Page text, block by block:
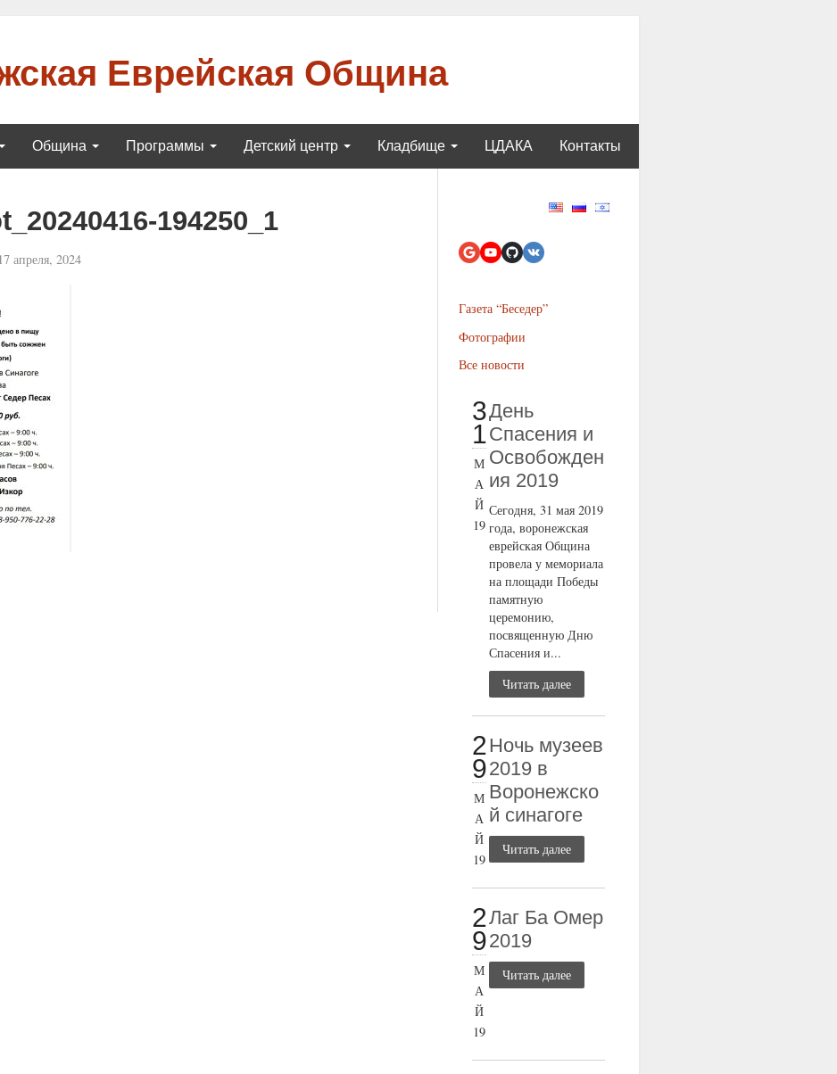
Еврейская Община
Община Программы Детский центр Кладбище ЦДАКА Контакты
194250_1
апреля, 2024
Газета “Беседер”
Фотографии
Все новости
3
1
М
А
Й
19
День
Спасения и
Освобожден
ия 2019
Сегодня, 31 мая 2019
года, воронежская
еврейская Община
провела у мемориала
на площади Победы
памятную
церемонию,
посвященную Дню
Спасения и...
Читать далее
2
9
М
А
Й
19
Ночь музеев
2019 в
Воронежско
й синагоге
Читать далее
2
9
М
А
Й
19
Лаг Ба Омер
2019
Читать далее